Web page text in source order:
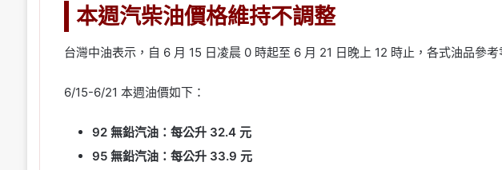
本週汽柴油價格維持不調整
台灣中油表示，自 6 月 15 日凌晨 0 時起至 6 月 21 日晚上 12 時止，各式油品參考
6/15-6/21 本週油價如下：
92 無鉛汽油：每公升 32.4 元
95 無鉛汽油：每公升 33.9 元